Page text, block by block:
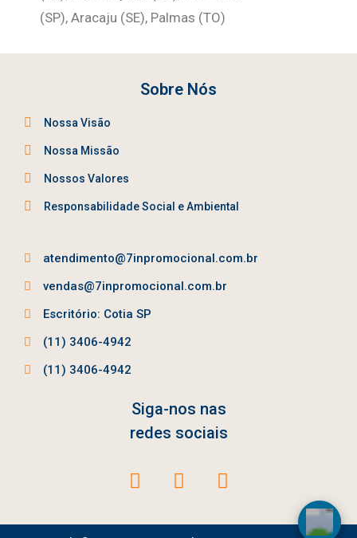
(SP), Aracaju (SE), Palmas (TO)
Sobre Nós
Nossa Visão
Nossa Missão
Nossos Valores
Responsabilidade Social e Ambiental
atendimento@7inpromocional.com.br
vendas@7inpromocional.com.br
Escritório: Cotia SP
(11) 3406-4942
(11) 3406-4942
Siga-nos nas
redes sociais